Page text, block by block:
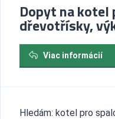
Dopyt na kotel
dřevotřísky,
Viac informácií
Hledám: kotel pro